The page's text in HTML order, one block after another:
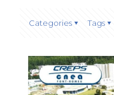
Categories Tags